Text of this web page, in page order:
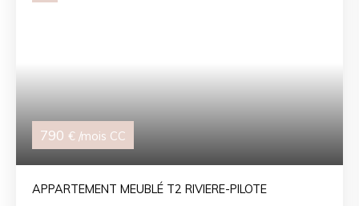
790 € /mois CC
APPARTEMENT MEUBLÉ T2 RIVIERE-PILOTE